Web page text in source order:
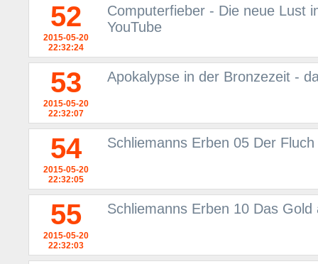
52
2015-05-20
22:32:24
Computerfieber - Die neue Lust
YouTube
53
2015-05-20
22:32:07
Apokalypse in der Bronzezeit -
54
2015-05-20
22:32:05
Schliemanns Erben 05 Der
55
2015-05-20
22:32:03
Schliemanns Erben 10 Das